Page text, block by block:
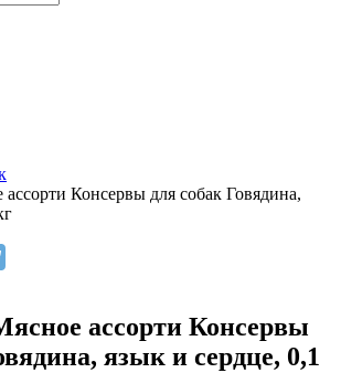
Консервы для собак Говядина,
ассорти Консервы
язык и сердце, 0,1